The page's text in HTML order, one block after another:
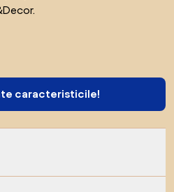
caracteristicile!